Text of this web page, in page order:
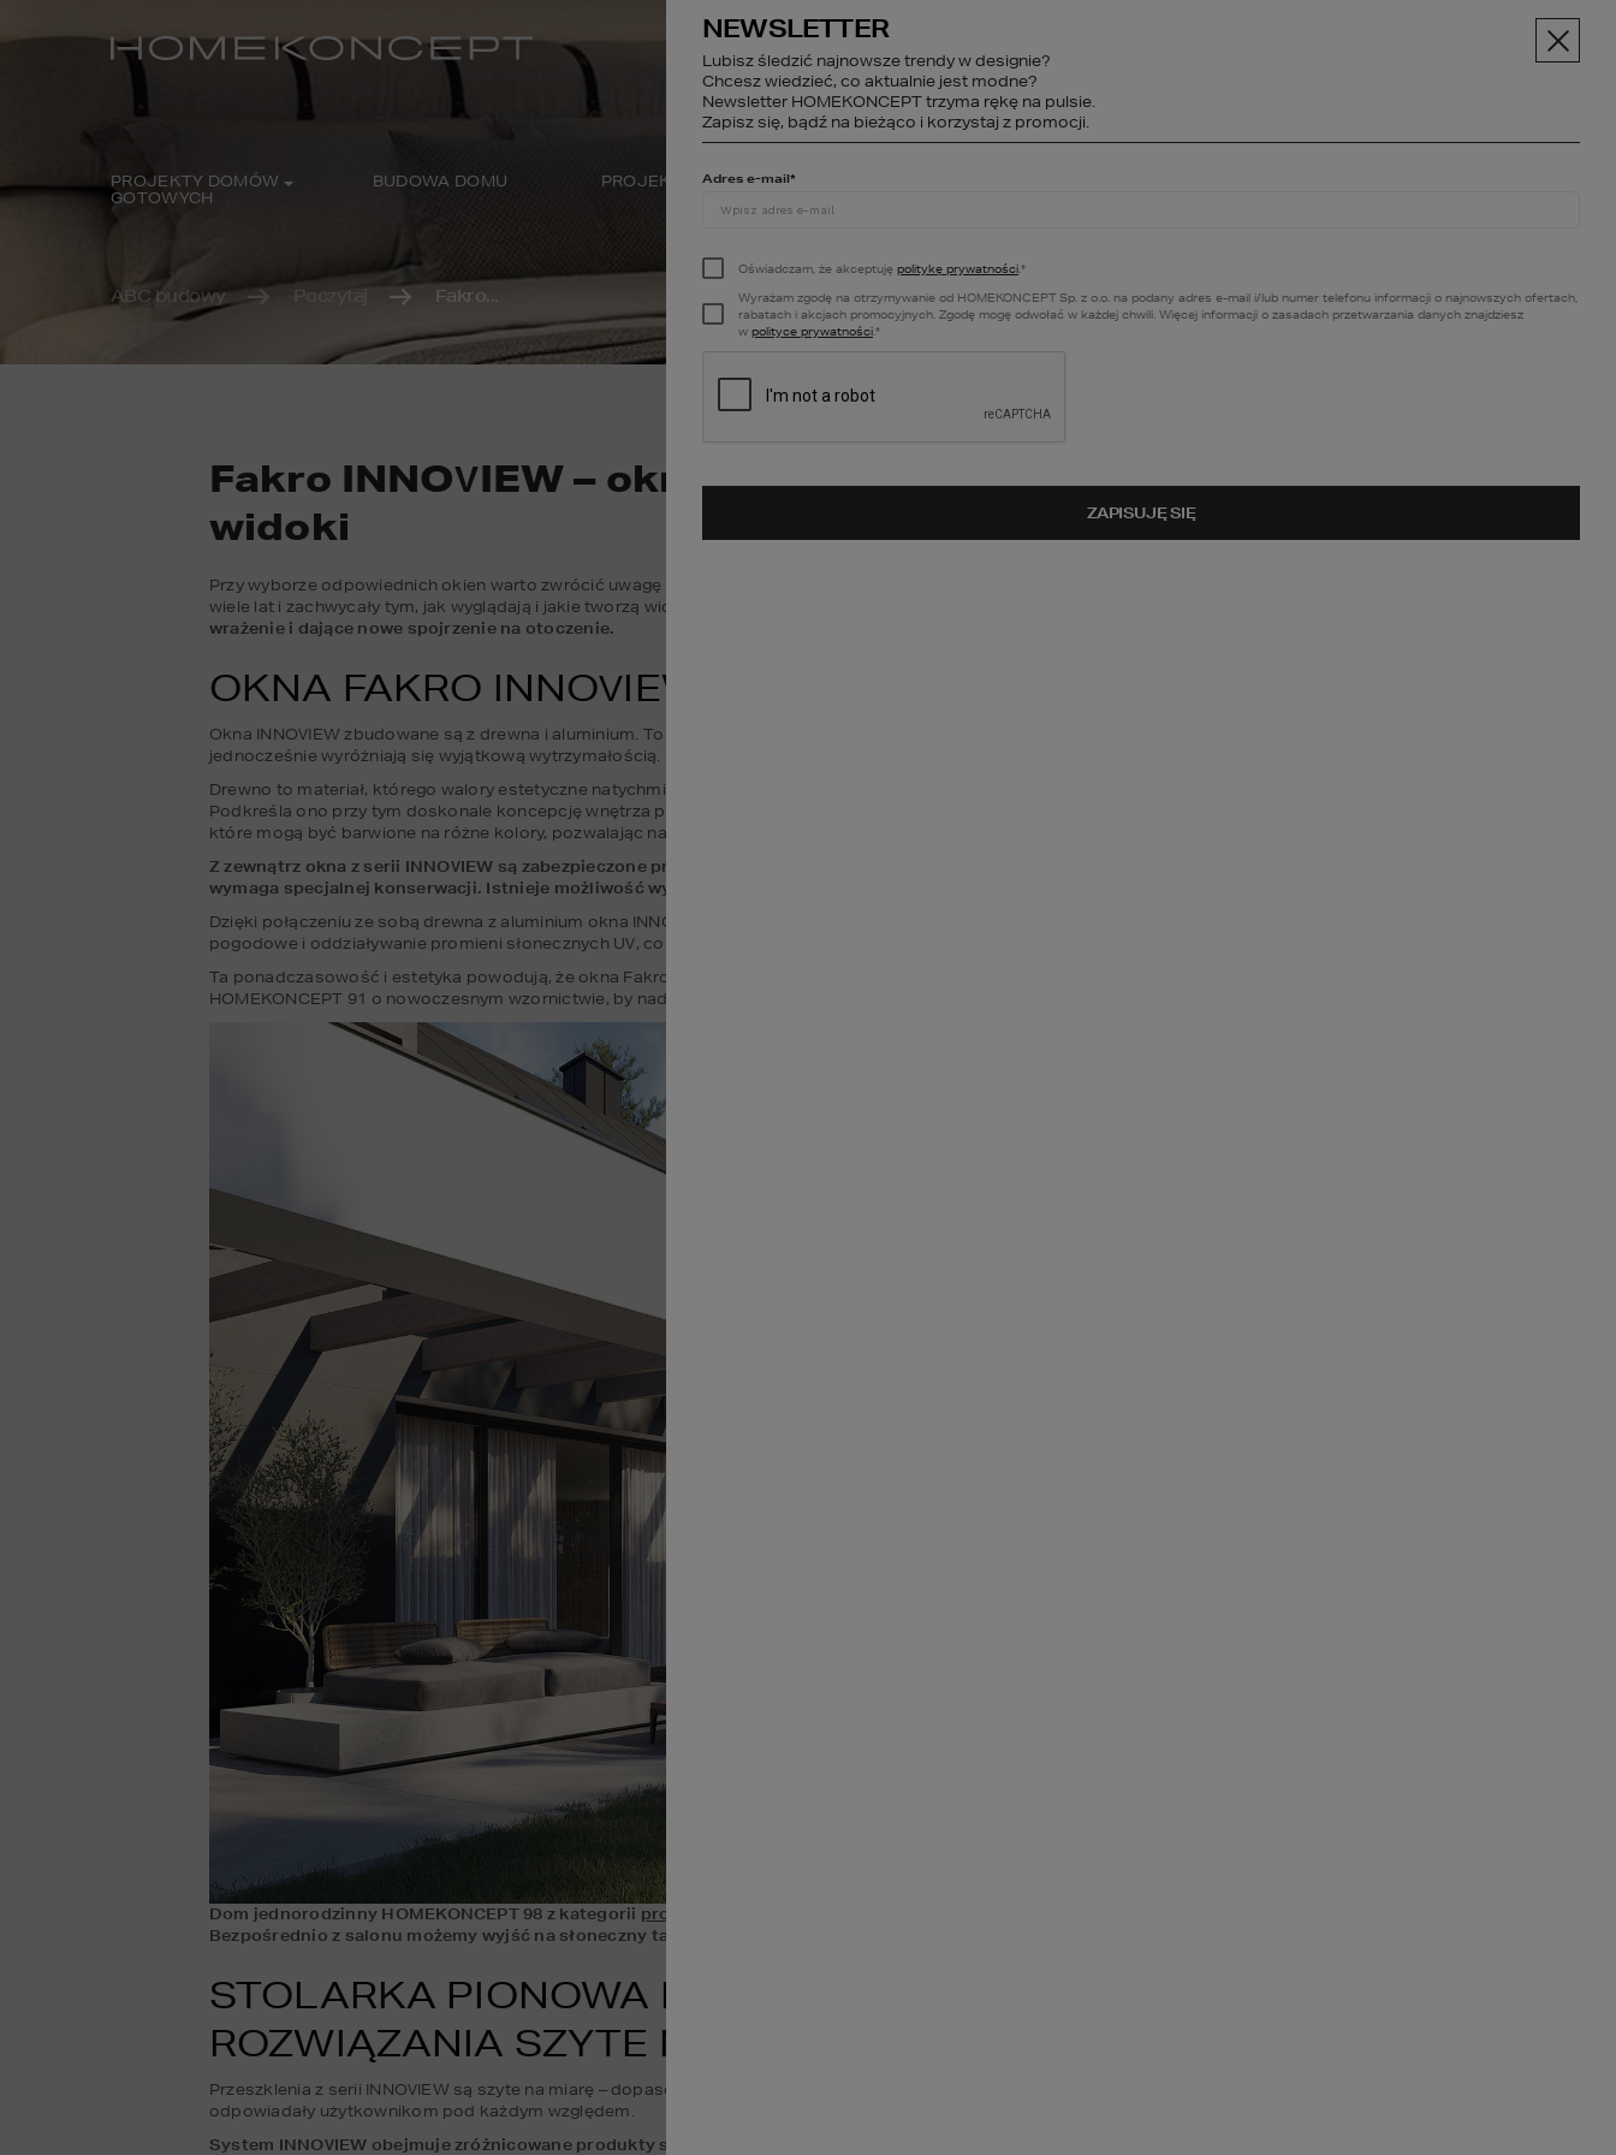
STREFA KLIENTA
PROJEKTY DOMÓW
GOTOWYCH
BUDOWA DOMU PROJEKTY WNĘTRZ
NEWSLETTER
Lubisz śledzić najnowsze trendy w designie?
Chcesz wiedzieć, co aktualnie jest modne?
Newsletter HOMEKONCEPT trzyma rękę na pulsie.
Zapisz się, bądź na bieżąco i korzystaj z promocji.
Adres e-mail*
Oświadczam, że akceptuję politykę prywatności.*
Wyrażam zgodę na otrzymywanie od HOMEKONCEPT Sp. z o.o. na podany adres e-mail i/lub numer telefonu informacji o najnowszych ofertach,
rabatach i akcjach promocyjnych. Zgodę mogę odwołać w każdej chwili. Więcej informacji o zasadach przetwarzania danych znajdziesz
w polityce prywatności.*
ZAPISUJĘ SIĘ
ABC budowy Poczytaj Fakro...
Fakro INNOVIEW – okna, które tworzą zachwycające
widoki
Przy wyborze odpowiednich okien warto zwrócić uwagę na to, aby były one nie tylko trwałe i ciepłe, ale także piękne i funkcjonalne, by służyły na
wiele lat i zachwycały tym, jak wyglądają i jakie tworzą widoki.
wrażenie i dające nowe spojrzenie na otoczenie.
OKNA FAKRO INNOVIEW – PONADCZASOWA TRWAŁOŚĆ
Okna INNOVIEW zbudowane są z drewna i aluminium. To materiały, które idealnie nadają się do budowy unikalnego charakteru wnętrza, ale
jednocześnie wyróżniają się wyjątkową wytrzymałością.
Drewno to materiał, którego walory estetyczne natychmiast przyciągają uwagę, a dzięki odpowiedniemu zabezpieczeniu może służyć na długi czas.
Podkreśla ono przy tym doskonale koncepcję wnętrza przytulnego i ciepłego. Do wyboru są 4 gatunki drewna – meranti, sosna, dąb oraz modrzew,
które mogą być barwione na różne kolory, pozwalając na projektowanie unikalnych wnętrz.
Z zewnątrz okna z serii INNOVIEW są zabezpieczone przez aluminiową okładzinę, która chroni je przed czynnikami pogodowymi, a także nie
wymaga specjalnej konserwacji. Istnieje możliwość wykorzystania aż 250 kolorów z palety RAL, by nadać im unikatowy wygląd.
Dzięki połączeniu ze sobą drewna z aluminium okna INNOVIEW wyróżniają się bardzo wysokim stopniem odporności na ekstremalne warunki
pogodowe i oddziaływanie promieni słonecznych UV, co przekłada się na ich wieloletnie użytkowanie.
Ta ponadczasowość i estetyka powodują, że okna Fakro INNOVIEW idealnie sprawdzają się w projektach domów biura HOMEKONCEPT 98 i
HOMEKONCEPT 91 o nowoczesnym wzornictwie, by nadać im eleganckie wykończenie.
Dom jednorodzinny HOMEKONCEPT 98 z kategorii projekty domów z poddaszem
Bezpośrednio z salonu możemy wyjść na słoneczny taras przez drzwi tarasowe hs.
STOLARKA PIONOWA FAKRO INNOVIEW – SPRAWDZONE
ROZWIĄZANIA SZYTE NA MIARĘ
Przeszklenia z serii INNOVIEW są szyte na miarę – dopasowane zarówno pod względem rozmiaru, jak i konkretnych elementów i kolorystyki, by
odpowiadały użytkownikom pod każdym względem.